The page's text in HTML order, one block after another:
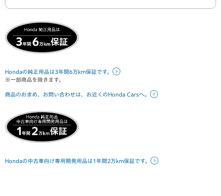
Hondaの純正用品は3年間6万km保証です。
※一部商品を除きます。
商品のお求め、お問い合わせは、お近くのHonda Carsへ。
Hondaの中古車向け専用開発用品は1年間2万km保証です。